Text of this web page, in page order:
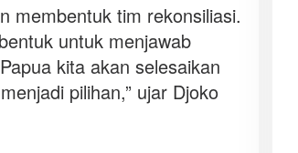
membentuk tim rekonsiliasi.
untuk menjawab
kita akan selesaikan
pilihan,” ujar Djoko